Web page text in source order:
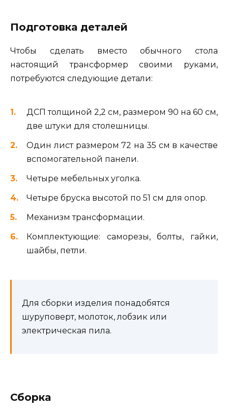
Подготовка деталей
Чтобы сделать вместо обычного стола
настоящий трансформер своими руками,
потребуются следующие детали:
ДСП толщиной 2,2 см, размером 90 на 60 см,
две штуки для столешницы.
Один лист размером 72 на 35 см в качестве
вспомогательной панели.
Четыре мебельных уголка.
Четыре бруска высотой по 51 см для опор.
Механизм трансформации.
Комплектующие: саморезы, болты, гайки,
шайбы, петли.
Для сборки изделия понадобятся
шуруповерт, молоток, лобзик или
электрическая пила.
Сборка